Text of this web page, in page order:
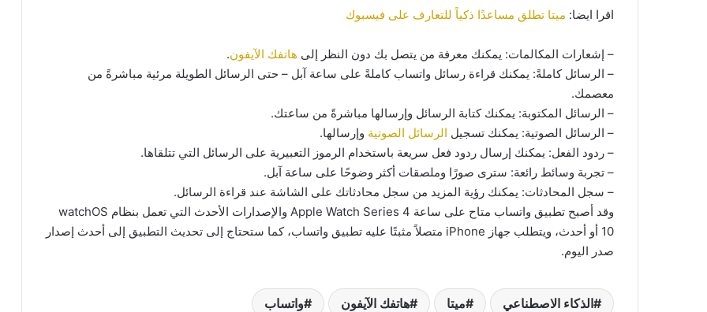
اقرا ايضا: ميتا تطلق مساعدًا ذكياً للتعارف على فيسبوك
– إشعارات المكالمات: يمكنك معرفة من يتصل بك دون النظر إلى هاتفك الآيفون.
– الرسائل كاملةً: يمكنك قراءة رسائل واتساب كاملةً على ساعة آبل – حتى الرسائل الطويلة مرئية مباشرةً من
معصمك.
– الرسائل المكتوبة: يمكنك كتابة الرسائل وإرسالها مباشرةً من ساعتك.
– الرسائل الصوتية: يمكنك تسجيل الرسائل الصوتية وإرسالها.
– ردود الفعل: يمكنك إرسال ردود فعل سريعة باستخدام الرموز التعبيرية على الرسائل التي تتلقاها.
– تجربة وسائط رائعة: سترى صورًا وملصقات أكثر وضوحًا على ساعة آبل.
– سجل المحادثات: يمكنك رؤية المزيد من سجل محادثاتك على الشاشة عند قراءة الرسائل.
وقد أصبح تطبيق واتساب متاح على ساعة Apple Watch Series 4 والإصدارات الأحدث التي تعمل بنظام watchOS
10 أو أحدث، ويتطلب جهاز iPhone متصلاً مثبتًا عليه تطبيق واتساب، كما ستحتاج إلى تحديث التطبيق إلى أحدث إصدار
صدر اليوم.
الذكاء الاصطناعي ميتا هاتفك الآيفون واتساب